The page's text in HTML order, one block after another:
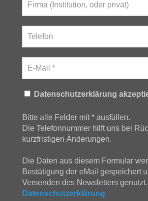
Datenschutzerklärung
Bitte alle Felder mit * ausfüllen.
Die Telefonnummer hilft uns bei
kurzfristigen Änderungen.
Die Daten aus diesem Formular
Bestätigung der eMail gespeichert
Versenden des Newsletters genutzt.
Datenschutzerklärung